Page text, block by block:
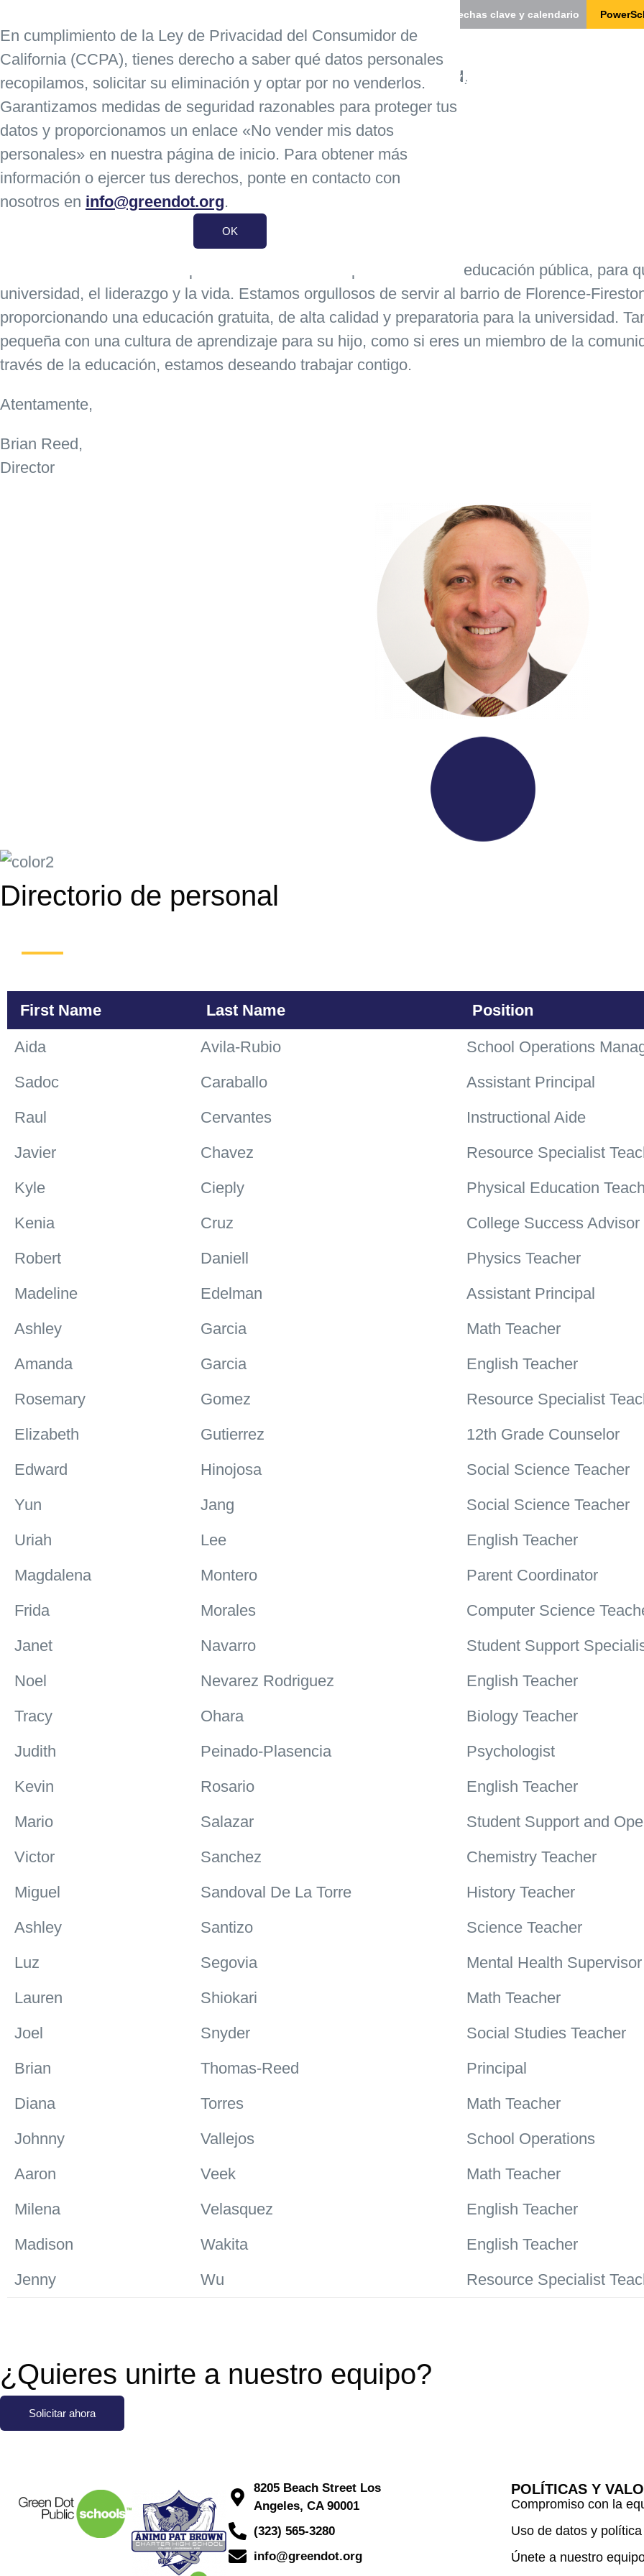
Fechas clave y calendario
Inicio Sobre nosotros Nuestro equipo
Nuestro equipo
Nos preocupamos por nuestros alumnos y nuestra comunidad,
y estamos orgullosos de servir a TODOS.
Conoce a nuestro director
¡Bienvenido a Ánimo Pat Brown Charter High School!
Nuestra escuela se ha comprometido a cambiar el panorama de la educación pública, para
universidad, el liderazgo y la vida. Estamos orgullosos de servir al barrio de Florence-
proporcionando una educación gratuita, de alta calidad y preparatoria para la universidad.
pequeña con una cultura de aprendizaje para su hijo, como si eres un miembro de la
través de la educación, estamos deseando trabajar contigo.
Atentamente,
Brian Reed,
Director
Directorio de personal
Administrador
Profesores
Consejeros
First Name Last Name Position
Aida Avila-Rubio
School Operations
Sadoc
Caraballo
Assistant Principal
Raul
Cervantes
Instructional Aide
Javier
Chavez
Resource Specialist
Kyle
Cieply
Physical Education
Kenia
Cruz
College Success Advisor
Robert
Daniell
Physics Teacher
Madeline
Edelman
Assistant Principal
Ashley
Garcia
Math Teacher
Amanda
Garcia
English Teacher
Rosemary
Gomez
Resource Specialist
Elizabeth
Gutierrez
12th Grade Counselor
Edward
Hinojosa
Social Science Teacher
Yun
Jang
Social Science Teacher
Uriah
Lee
English Teacher
Magdalena
Montero
Parent Coordinator
Frida
Morales
Computer Science
Janet
Navarro
Student Support
Noel
Nevarez Rodriguez
English Teacher
Tracy
Ohara
Biology Teacher
Judith
Peinado-Plasencia
Psychologist
Kevin
Rosario
English Teacher
Mario
Salazar
Student Support and
Victor
Sanchez
Chemistry Teacher
Miguel
Sandoval De La Torre
History Teacher
Ashley
Santizo
Science Teacher
Luz
Segovia
Mental Health Supervisor
Lauren
Shiokari
Math Teacher
Joel
Snyder
Social Studies Teacher
Brian
Thomas-Reed
Principal
Diana
Torres
Math Teacher
Johnny
Vallejos
School Operations
Aaron
Veek
Math Teacher
Milena
Velasquez
English Teacher
Madison
Wakita
English Teacher
Jenny
Wu Resource Specialist
¿Quieres unirte a nuestro equipo?
Solicitar ahora
8205 Beach Street Los
Angeles, CA 90001
(323) 565-3280
info@greendot.org
POLÍTICAS Y
Compromiso con la
Uso de datos y
Únete a nuestro
En cumplimiento de la Ley de Privacidad del Consumidor de
California (CCPA), tienes derecho a saber qué datos personales
recopilamos, solicitar su eliminación y optar por no venderlos.
Garantizamos medidas de seguridad razonables para proteger tus
datos y proporcionamos un enlace «No vender mis datos
personales» en nuestra página de inicio. Para obtener más
información o ejercer tus derechos, ponte en contacto con
nosotros en info@greendot.org.
OK